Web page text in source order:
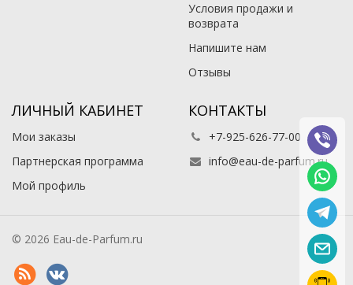
Условия продажи и
возврата
Напишите нам
Отзывы
ЛИЧНЫЙ КАБИНЕТ
Мои заказы
Партнерская программа
Мой профиль
КОНТАКТЫ
+7-925-626-77-00
info@eau-de-parfum.ru
© 2026 Eau-de-Parfum.ru